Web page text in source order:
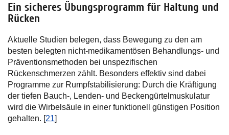
Ein sicheres Übungsprogramm für Haltung und
Rücken
Aktuelle Studien belegen, dass Bewegung zu den am
besten belegten nicht-medikamentösen Behandlungs- und
Präventionsmethoden bei unspezifischen
Rückenschmerzen zählt. Besonders effektiv sind dabei
Programme zur Rumpfstabilisierung: Durch die Kräftigung
der tiefen Bauch-, Lenden- und Beckengürtelmuskulatur
wird die Wirbelsäule in einer funktionell günstigen Position
gehalten. [21]